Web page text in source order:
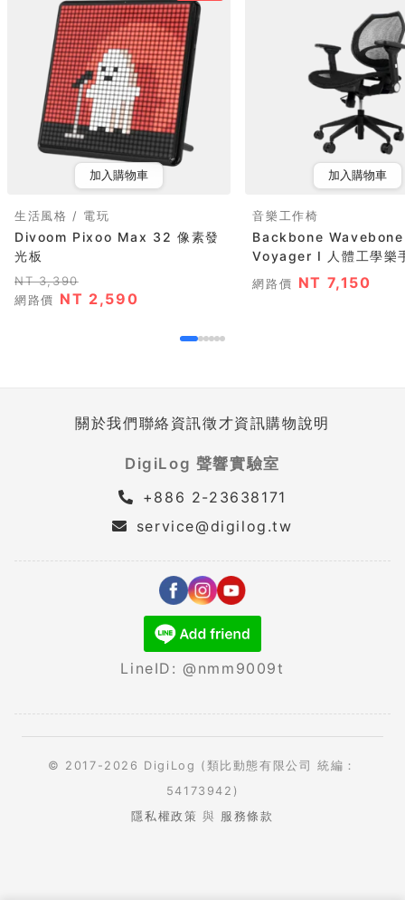
加入購物車
生活風格 / 電玩
Divoom Pixoo Max 32 像素發
光板
NT 3,390
網路價 NT 2,590
加入購物車
音樂工作椅
Backbone Wavebone
Voyager I 人體工學樂
網路價 NT 7,150
關於我們聯絡資訊徵才資訊購物說明
DigiLog 聲響實驗室
+886 2-23638171
service@digilog.tw
LineID: @nmm9009t
© 2017-2026 DigiLog (類比動態有限公司 統編：
54173942)
隱私權政策 與 服務條款